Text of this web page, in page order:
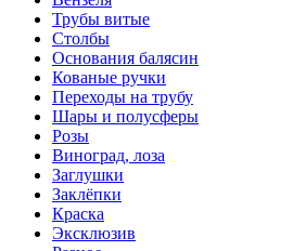
Трубы витые
Столбы
Основания балясин
Кованые ручки
Переходы на трубу
Шары и полусферы
Розы
Виноград, лоза
Заглушки
Заклёпки
Краска
Эксклюзив